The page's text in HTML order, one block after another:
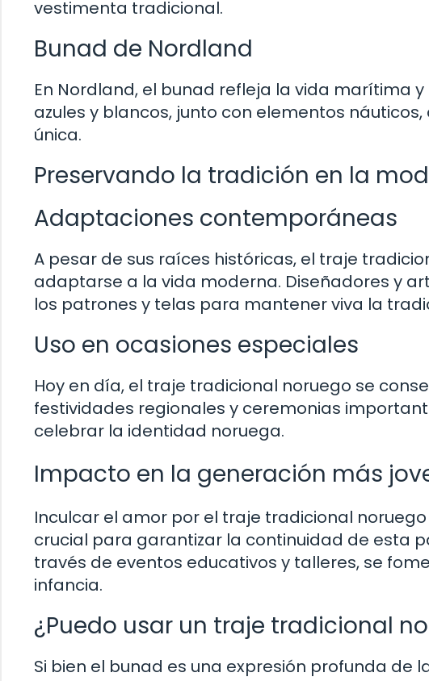
vestimenta tradicional.
Bunad de Nordland
En Nordland, el bunad refleja la vida marítima
azules y blancos, junto con elementos
única.
Preservando la tradición en la
Adaptaciones contemporáneas
A pesar de sus raíces históricas, el traje
adaptarse a la vida moderna. Diseñadores y
los patrones y telas para mantener viva la
Uso en ocasiones especiales
Hoy en día, el traje tradicional noruego se
festividades regionales y ceremonias
celebrar la identidad noruega.
Impacto en la generación más
Inculcar el amor por el traje tradicional
crucial para garantizar la continuidad de esta
través de eventos educativos y talleres, se
infancia.
¿Puedo usar un traje tradicional
Si bien el bunad es una expresión profunda de